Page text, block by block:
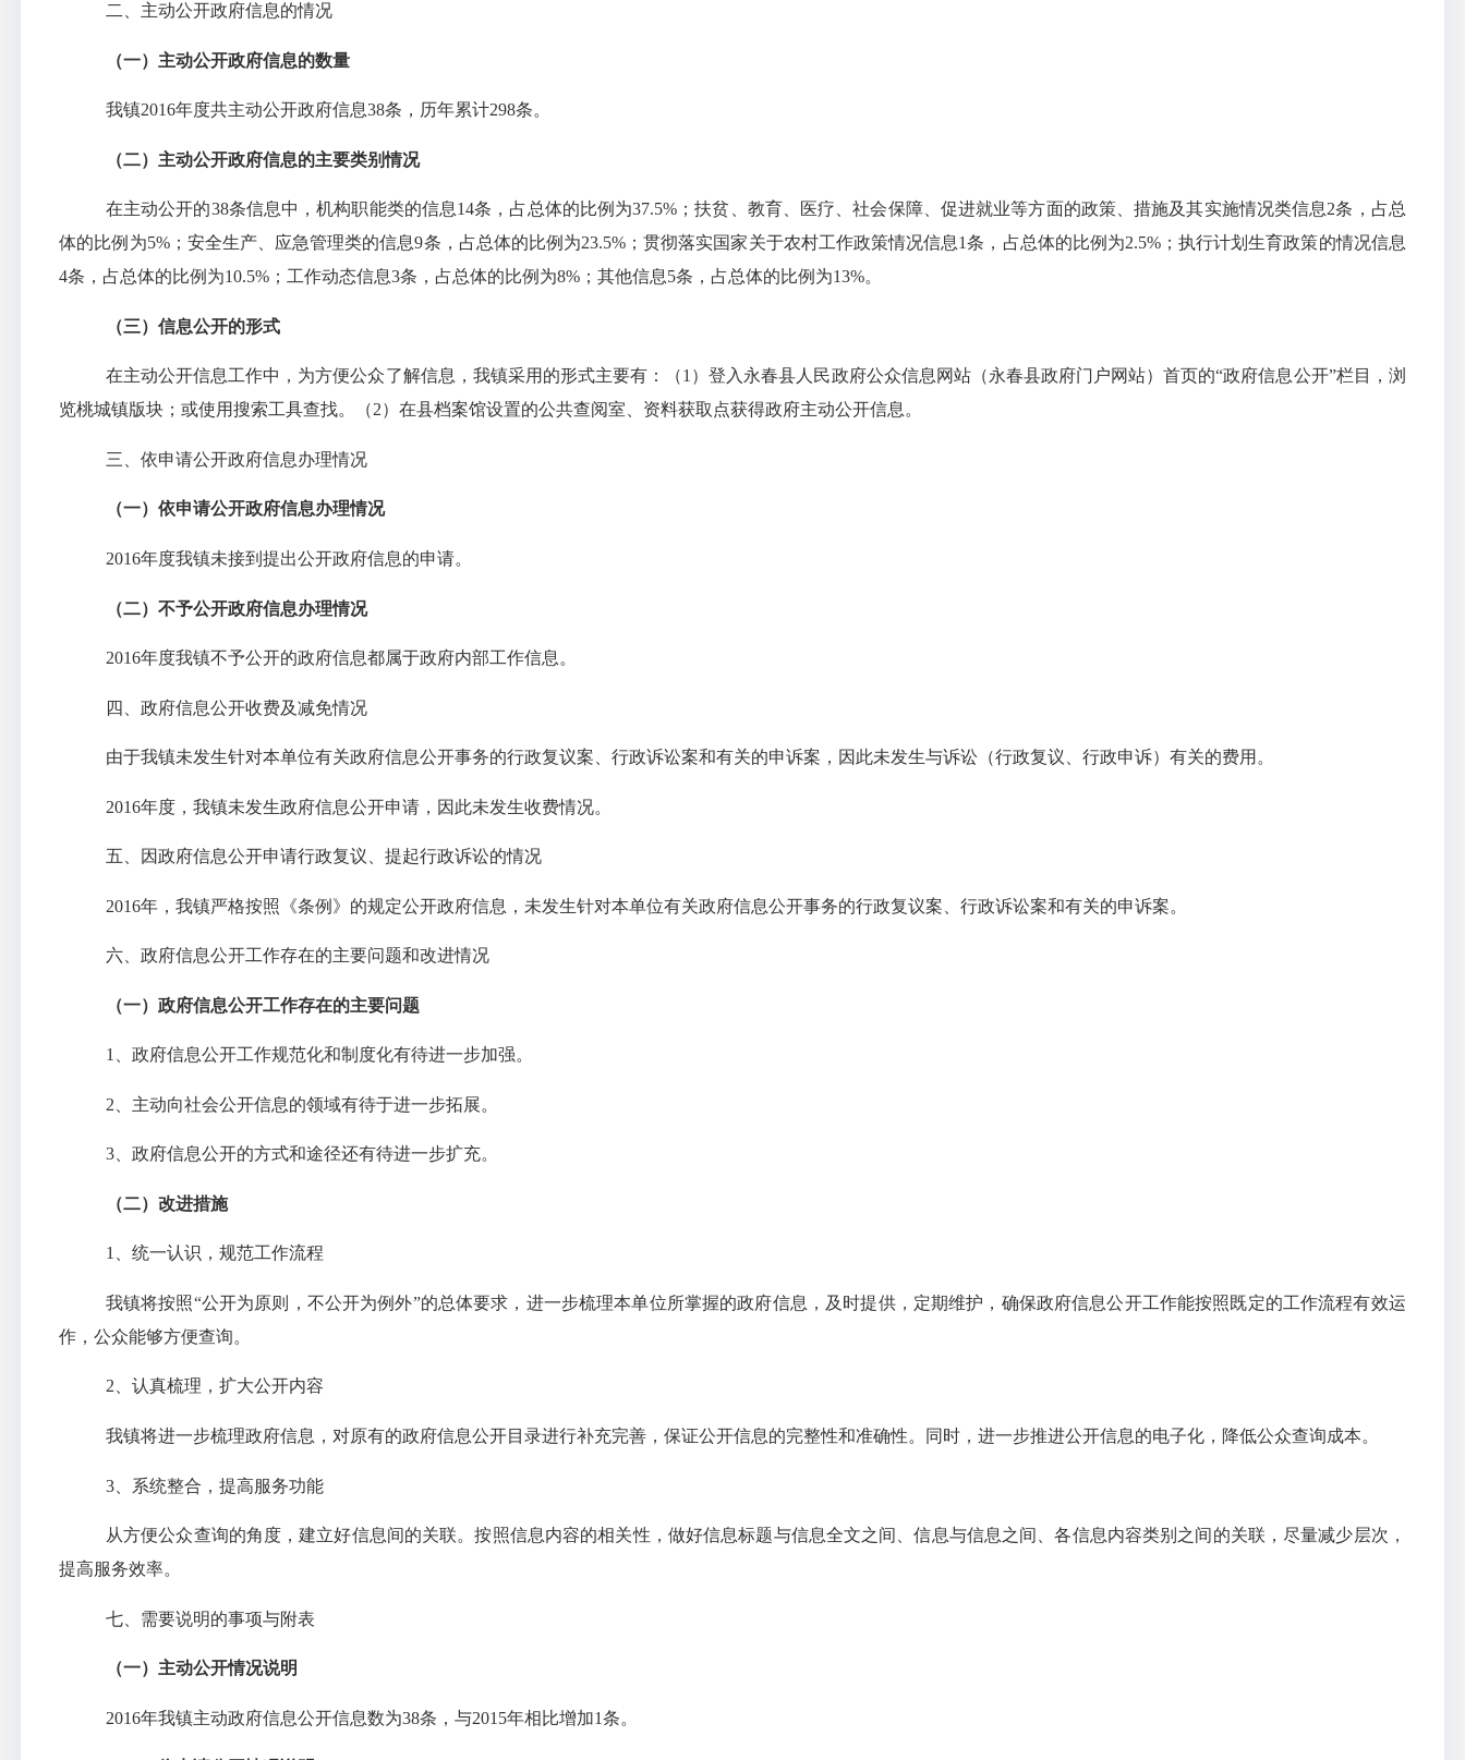
二、主动公开政府信息的情况
（一）主动公开政府信息的数量
我镇2016年度共主动公开政府信息38条，历年累计298条。
（二）主动公开政府信息的主要类别情况
在主动公开的38条信息中，机构职能类的信息14条，占总体的比例为37.5% ；扶贫、教育、医疗、社会保障、促进就业等方面的政策、措施及其实施情况类信息2条，占总
体的比例为5%；安全生产、应急管理类的信息9条，占总体的比例为23.5% ；贯彻落实国家关于农村工作政策情况信息1条， 占总体的比例为2.5%； 执行计划生育政策的情况信息
4条， 占总体的比例为10.5% ； 工作动态信息3条， 占总体的比例为8% ；其他信息5条，占总体的比例为13%。
（三）信息公开的形式
在主动公开信息工作中，为方便公众了解信息，我镇采用的形式主要有：（1 ）登入永春县人民政府公众信息网站（永春县政府门户网站）首页的“政府信息公开”栏目，浏
览桃城镇版块；或使用搜索工具查找。（2）在县档案馆设置的公共查阅室、资料获取点获得政府主动公开信息。
三、依申请公开政府信息办理情况
（一）依申请公开政府信息办理情况
2016年度我镇未接到提出公开政府信息的申请。
（二）不予公开政府信息办理情况
2016年度我镇不予公开的政府信息都属于政府内部工作信息。
四、政府信息公开收费及减免情况
由于我镇未发生针对本单位有关政府信息公开事务的行政复议案、行政诉讼案和有关的申诉案，因此未发生与诉讼（行政复议、行政申诉）有关的费用。
2016年度，我镇未发生政府信息公开申请，因此未发生收费情况。
五、因政府信息公开申请行政复议、提起行政诉讼的情况
2016年，我镇严格按照《条例》的规定公开政府信息，未发生针对本单位有关政府信息公开事务的行政复议案、行政诉讼案和有关的申诉案。
六、政府信息公开工作存在的主要问题和改进情况
（一）政府信息公开工作存在的主要问题
1 、政府信息公开工作规范化和制度化有待进一步加强。
2 、主动向社会公开信息的领域有待于进一步拓展。
3、政府信息公开的方式和途径还有待进一步扩充。
（二）改进措施
1、统一认识，规范工作流程
我镇将按照“公开为原则，不公开为例外”的总体要求，进一步梳理本单位所掌握的政府信息，及时提供，定期维护，确保政府信息公开工作能按照既定的工作流程有效运
作，公众能够方便查询。
2、认真梳理，扩大公开内容
我镇将进一步梳理政府信息，对原有的政府信息公开目录进行补充完善，保证公开信息的完整性和准确性。同时，进一步推进公开信息的电子化，降低公众查询成本。
3、系统整合，提高服务功能
从方便公众查询的角度，建立好信息间的关联。按照信息内容的相关性，做好信息标题与信息全文之间、信息与信息之间、各信息内容类别之间的关联，尽量减少层次，
提高服务效率。
七、需要说明的事项与附表
（一）主动公开情况说明
2016年我镇主动政府信息公开信息数为38条，与2015年相比增加1条。